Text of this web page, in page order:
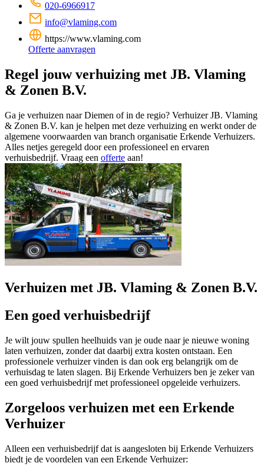
020-6966917
info@vlaming.com
https://www.vlaming.com
Offerte aanvragen
Regel jouw verhuizing met JB. Vlaming
& Zonen B.V.
Ga je verhuizen naar Diemen of in de regio? Verhuizer JB. Vlaming
& Zonen B.V. kan je helpen met deze verhuizing en werkt onder de
algemene voorwaarden van branch organisatie Erkende Verhuizers.
Alles netjes geregeld door een professioneel en ervaren
verhuisbedrijf. Vraag een offerte aan!
Verhuizen met JB. Vlaming & Zonen B.V.
Een goed verhuisbedrijf
Je wilt jouw spullen heelhuids van je oude naar je nieuwe woning
laten verhuizen, zonder dat daarbij extra kosten ontstaan. Een
professionele verhuizer vinden is dan ook erg belangrijk om de
verhuisdag te laten slagen. Bij Erkende Verhuizers ben je zeker van
een goed verhuisbedrijf met professioneel opgeleide verhuizers.
Zorgeloos verhuizen met een Erkende
Verhuizer
Alleen een verhuisbedrijf dat is aangesloten bij Erkende Verhuizers
biedt je de voordelen van een Erkende Verhuizer: